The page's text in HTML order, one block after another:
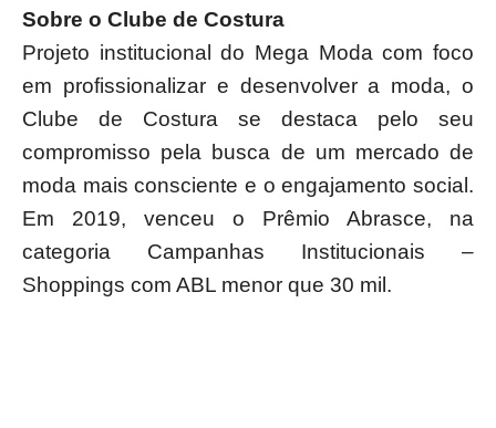
Sobre o Clube de Costura
Projeto institucional do Mega Moda com foco
em profissionalizar e desenvolver a moda, o
Clube de Costura se destaca pelo seu
compromisso pela busca de um mercado de
moda mais consciente e o engajamento social.
Em 2019, venceu o Prêmio Abrasce, na
categoria Campanhas Institucionais –
Shoppings com ABL menor que 30 mil.